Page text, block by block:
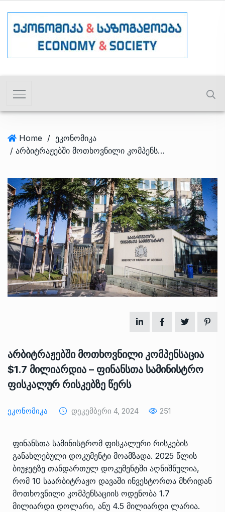
Home / ეკონომიკა
/ არბიტრაჟებში მოთხოვნილი კომპენსაცია $1.7 მილიარდია – ფინანსთა სამინისტრო ფისკალურ რისკებზე წერს
არბიტრაჟებში მოთხოვნილი კომპენსაცია
$1.7 მილიარდია – ფინანსთა სამინისტრო
ფისკალურ რისკებზე წერს
Ეკონომიკა Დეკემბერი 4, 2024 251
ფინანსთა სამინისტრომ ფისკალური რისკების
განახლებული დოკუმენტი მოამზადა. 2025 წლის
ბიუჯეტზე თანდართულ დოკუმენტში აღნიშნულია,
რომ 10 საარბიტრაჟო დავაში ინვესტორთა მხრიდან
მოთხოვნილი კომპენსაციის ოდენობა 1.7
მილიარდი დოლარი, ანუ 4.5 მილიარდი ლარია.